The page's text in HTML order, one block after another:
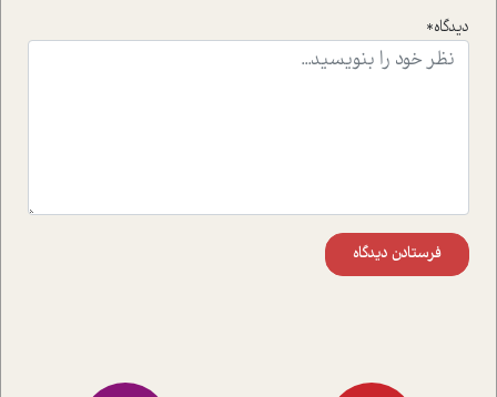
موثرترین راهکارهای استفاده از هوش مصنوعی در حوزه های
دیدگاه*
فرستادن دیدگاه